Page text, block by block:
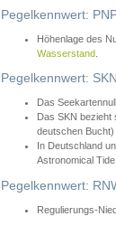
Pegelkennwert:
Höhenlage des
Wasserstand
Pegelkennwert: SKN
Das
Das SKN bezieht
deutschen
In Deutschland
Astronomical
Pegelkennwert:
Regulierungs-